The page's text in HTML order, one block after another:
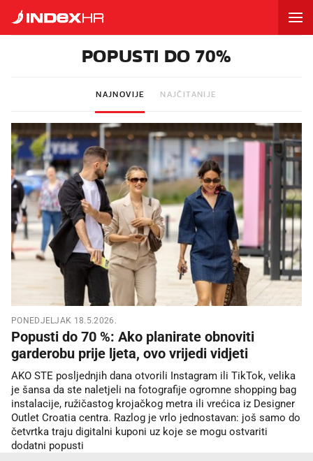
POPUSTI DO 70%
NAJNOVIJE NAJČITANIJE
PONEDJELJAK 18.5.2026.
Popusti do 70 %: Ako planirate obnoviti
garderobu prije ljeta, ovo vrijedi vidjeti
AKO STE posljednjih dana otvorili Instagram ili TikTok, velika
je šansa da ste naletjeli na fotografije ogromne shopping bag
instalacije, ružičastog krojačkog metra ili vrećica iz Designer
Outlet Croatia centra. Razlog je vrlo jednostavan: još samo do
četvrtka traju digitalni kuponi uz koje se mogu ostvariti
dodatni popusti